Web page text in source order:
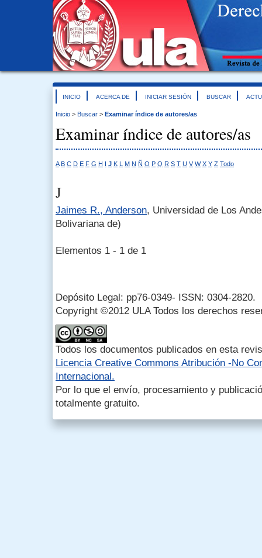
INICIO ACERCA DE INICIAR SESIÓN BUSCAR
Inicio > Buscar > Examinar índice de autores/as
Examinar índice de autores/as
A B C D E F G H I J K L M N Ñ O P Q R S T U V W X Y Z Todo
J
Jaimes R., Anderson, Universidad de Los
Bolivariana de)
Elementos 1 - 1 de 1
Depósito Legal: pp76-0349- ISSN: 0304-2820.
Copyright ©2012 ULA Todos los derechos
Todos los documentos publicados en esta
Licencia Creative Commons Atribución -No
Internacional.
Por lo que el envío, procesamiento y
totalmente gratuito.